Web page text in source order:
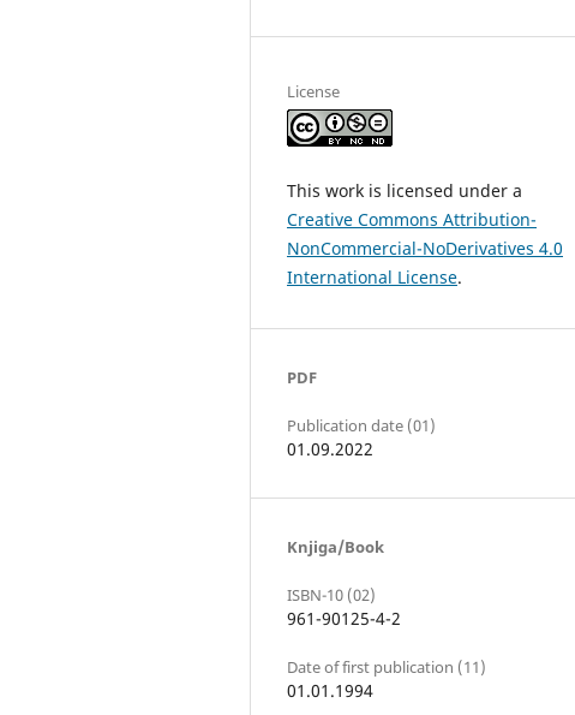
License
This work is licensed under a
Creative Commons Attribution-
NonCommercial-NoDerivatives 4.0
International License.
PDF
Publication date (01)
01.09.2022
Knjiga/Book
ISBN-10 (02)
961-90125-4-2
Date of first publication (11)
01.01.1994